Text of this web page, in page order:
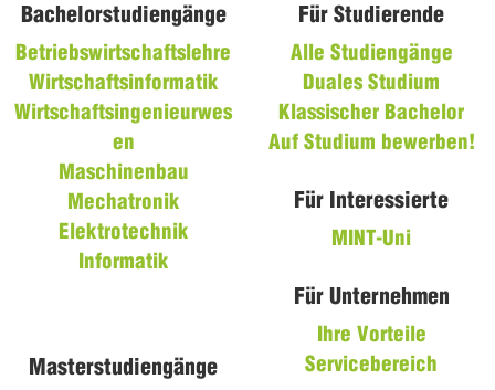
Bachelorstudiengänge
Betriebswirtschaftslehre
Wirtschaftsinformatik
Wirtschaftsingenieurwes
en
Maschinenbau
Mechatronik
Elektrotechnik
Informatik
Masterstudiengänge
Für Studierende
Alle Studiengänge
Duales Studium
Klassischer Bachelor
Auf Studium bewerben!
Für Interessierte
MINT-Uni
Für Unternehmen
Ihre Vorteile
Servicebereich